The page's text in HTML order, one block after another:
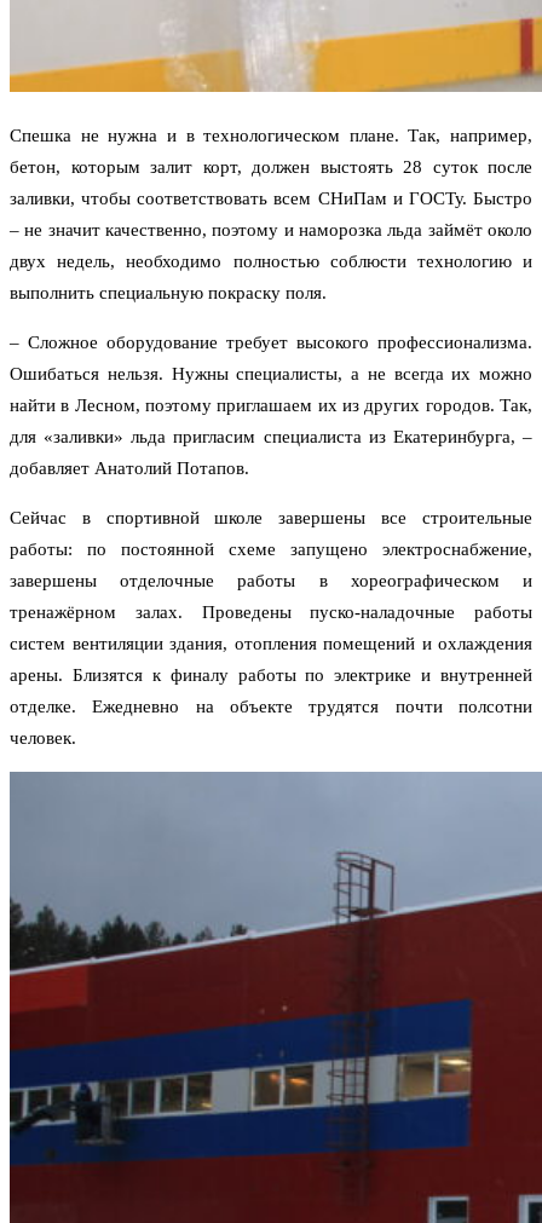
Спешка не нужна и в технологическом плане. Так, например,
бетон, которым залит корт, должен выстоять 28 суток после
заливки, чтобы соответствовать всем СНиПам и ГОСТу. Быстро
– не значит качественно, поэтому и наморозка льда займёт около
двух недель, необходимо полностью соблюсти технологию и
выполнить специальную покраску поля.
– Сложное оборудование требует высокого профессионализма.
Ошибаться нельзя. Нужны специалисты, а не всегда их можно
найти в Лесном, поэтому приглашаем их из других городов. Так,
для «заливки» льда пригласим специалиста из Екатеринбурга, –
добавляет Анатолий Потапов.
Сейчас в спортивной школе завершены все строительные
работы: по постоянной схеме запущено электроснабжение,
завершены отделочные работы в хореографическом и
тренажёрном залах. Проведены пуско-наладочные работы
систем вентиляции здания, отопления помещений и охлаждения
арены. Близятся к финалу работы по электрике и внутренней
отделке. Ежедневно на объекте трудятся почти полсотни
человек.